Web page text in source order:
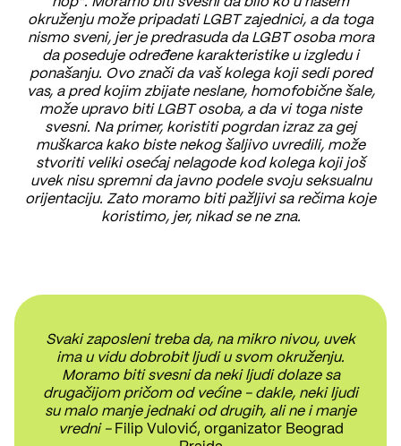
okruženju može pripadati LGBT zajednici, a da toga
nismo sveni, jer je predrasuda da LGBT osoba mora
da poseduje određene karakteristike u izgledu i
ponašanju. Ovo znači da vaš kolega koji sedi pored
vas, a pred kojim zbijate neslane, homofobične šale,
može upravo biti LGBT osoba, a da vi toga niste
svesni. Na primer, koristiti pogrdan izraz za gej
muškarca kako biste nekog šaljivo uvredili, može
stvoriti veliki osećaj nelagode kod kolega koji još
uvek nisu spremni da javno podele svoju seksualnu
orijentaciju. Zato moramo biti pažljivi sa rečima koje
koristimo, jer, nikad se ne zna.
Svaki zaposleni treba da, na mikro nivou, uvek
ima u vidu dobrobit ljudi u svom okruženju.
Moramo biti svesni da neki ljudi dolaze sa
drugačijom pričom od većine - dakle, neki ljudi
su malo manje jednaki od drugih, ali ne i manje
vredni - Filip Vulović, organizator Beograd